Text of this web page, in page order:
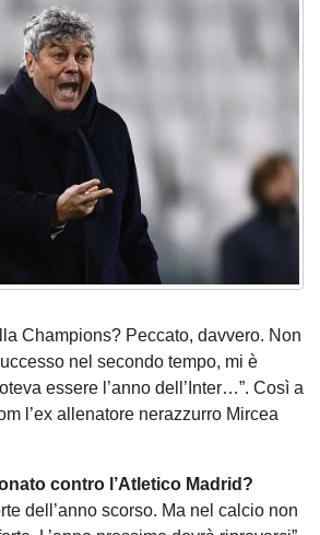
Champions? Peccato, davvero. Non
nel secondo tempo, mi è
essere l’anno dell’Inter…”. Così a
l’ex allenatore nerazzurro Mircea
contro l’Atletico Madrid?
dell’anno scorso. Ma nel calcio non